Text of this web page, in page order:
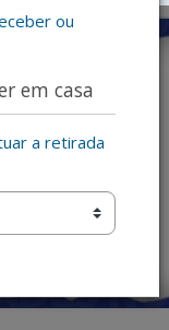
ou
em casa
a retirada